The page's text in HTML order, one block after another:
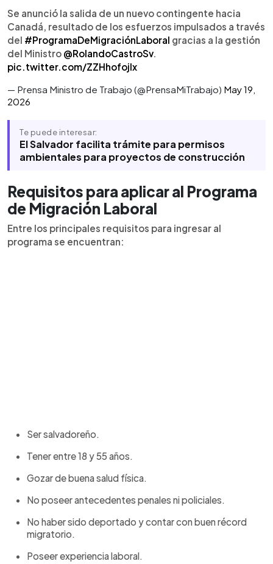
Se anunció la salida de un nuevo contingente hacia
Canadá, resultado de los esfuerzos impulsados a través
del #ProgramaDeMigraciónLaboral gracias a la gestión
del Ministro @RolandoCastroSv.
pic.twitter.com/ZZHhofojIx
— Prensa Ministro de Trabajo (@PrensaMiTrabajo) May 19,
2026
Te puede interesar:
El Salvador facilita trámite para permisos
ambientales para proyectos de construcción
Requisitos para aplicar al Programa
de Migración Laboral
Entre los principales requisitos para ingresar al
programa se encuentran:
Ser salvadoreño.
Tener entre 18 y 55 años.
Gozar de buena salud física.
No poseer antecedentes penales ni policiales.
No haber sido deportado y contar con buen récord
migratorio.
Poseer experiencia laboral.